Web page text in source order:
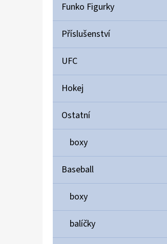
Funko Figurky
Příslušenství
UFC
Hokej
Ostatní
boxy
Baseball
boxy
balíčky